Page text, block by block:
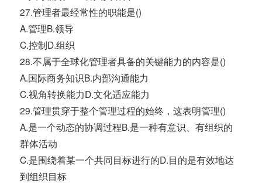
27.管理者最经常性的职能是()
A.管理B.领导
C.控制D.组织
28.不属于全球化管理者具备的关键能力的内容是()
A.国际商务知识B.内部沟通能力
C.视角转换能力D.文化适应能力
29.管理贯穿于整个管理过程的始终，这表明管理()
A.是一个动态的协调过程B.是一种有意识、有组织的
群体活动
C.是围绕着某一个共同目标进行的D.目的是有效地达
到组织目标